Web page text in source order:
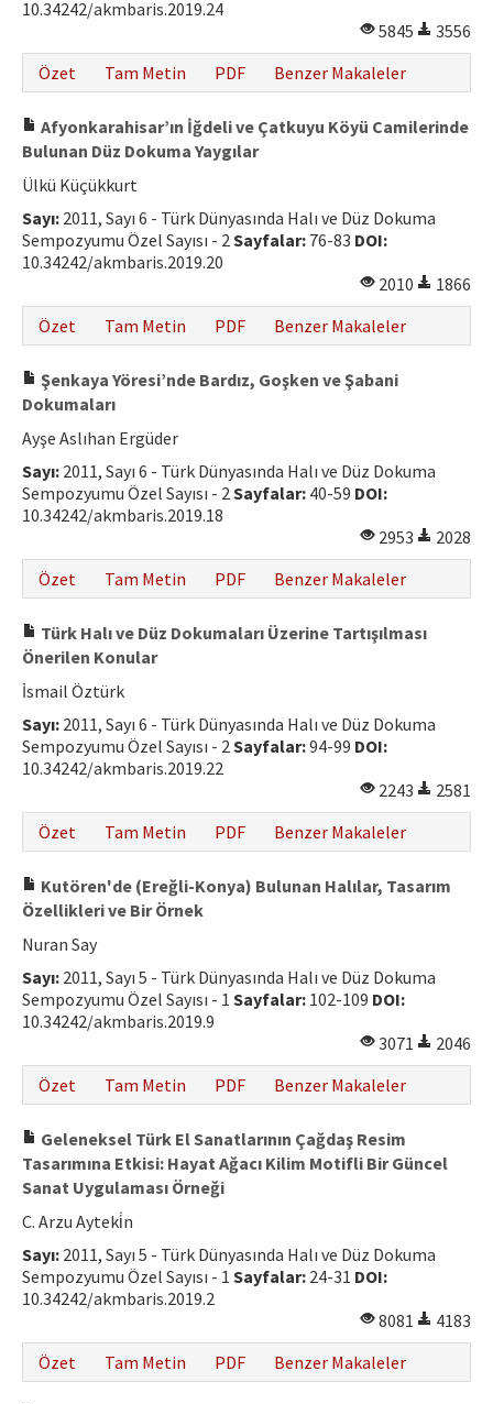
10.34242/akmbaris.2019.24
5845
3556
Özet
Tam Metin PDF Benzer Makaleler
Afyonkarahisar’ın İğdeli ve Çatkuyu Köyü Camilerinde
Bulunan Düz Dokuma Yaygılar
Ülkü Küçükkurt
Sayı: 2011, Sayı 6 - Türk Dünyasında Halı ve Düz Dokuma
Sempozyumu Özel Sayısı - 2Sayfalar: 76-83 DOI:
10.34242/akmbaris.2019.20
2010
1866
Özet
Tam Metin PDF Benzer Makaleler
Şenkaya Yöresi’nde Bardız, Goşken ve Şabani
Dokumaları
Ayşe Aslıhan Ergüder
Sayı: 2011, Sayı 6 - Türk Dünyasında Halı ve Düz Dokuma
Sempozyumu Özel Sayısı - 2Sayfalar: 40-59 DOI:
10.34242/akmbaris.2019.18
2953
2028
Özet
Tam Metin PDF Benzer Makaleler
Türk Halı ve Düz Dokumaları Üzerine Tartışılması
Önerilen Konular
İsmail Öztürk
Sayı: 2011, Sayı 6 - Türk Dünyasında Halı ve Düz Dokuma
Sempozyumu Özel Sayısı - 2Sayfalar:94-99 DOI:
10.34242/akmbaris.2019.22
2243
2581
Özet
Tam Metin PDF Benzer Makaleler
Kutören'de (Ereğli-Konya) Bulunan Halılar, Tasarım
Özellikleri ve Bir Örnek
Nuran Say
Sayı: 2011, Sayı 5 - Türk Dünyasında Halı ve Düz Dokuma
Sempozyumu Özel Sayısı - 1 Sayfalar: 102-109 DOI:
10.34242/akmbaris.2019.9
3071
2046
Özet
Tam Metin PDF Benzer Makaleler
Geleneksel Türk El Sanatlarının Çağdaş Resim
Tasarımına Etkisi: Hayat Ağacı Kilim Motifli Bir Güncel
Sanat Uygulaması Örneği
C. Arzu Ayteki̇n
Sayı: 2011, Sayı 5 - Türk Dünyasında Halı ve Düz Dokuma
Sempozyumu Özel Sayısı - 1 Sayfalar: 24-31 DOI:
10.34242/akmbaris.2019.2
8081
4183
Özet
Tam Metin PDF Benzer Makaleler